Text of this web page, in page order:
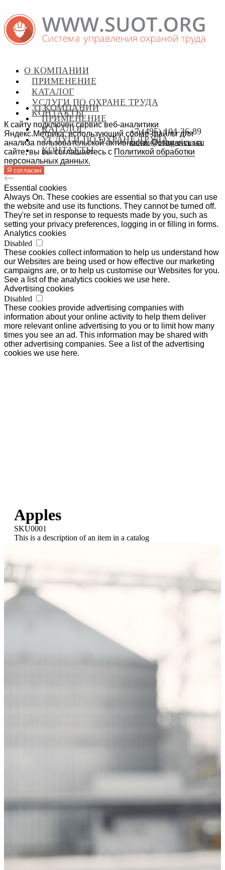
О КОМПАНИИ
ПРИМЕНЕНИЕ
КАТАЛОГ
УСЛУГИ ПО ОХРАНЕ ТРУДА
КОНТАКТЫ
+7 (495) 104-36-89
zakaz@long-river.ru
О КОМПАНИИ
ПРИМЕНЕНИЕ
КАТАЛОГ
УСЛУГИ ПО ОХРАНЕ ТРУДА
КОНТАКТЫ
К cайту подключен сервис веб-аналитики
Яндекс.Метрика, использующий cookie-файлы для
анализа пользовательской активности. Оставаясь на
сайте, вы вы соглашаетесь с Политикой обработки
персональных данных.
Я согласен
Essential cookies
Always On. These cookies are essential so that you can use
the website and use its functions. They cannot be turned off.
They're set in response to requests made by you, such as
setting your privacy preferences, logging in or filling in forms.
Analytics cookies
Disabled
These cookies collect information to help us understand how
our Websites are being used or how effective our marketing
campaigns are, or to help us customise our Websites for you.
See a list of the analytics cookies we use here.
Advertising cookies
Disabled
These cookies provide advertising companies with
information about your online activity to help them deliver
more relevant online advertising to you or to limit how many
times you see an ad. This information may be shared with
other advertising companies. See a list of the advertising
cookies we use here.
Apples
SKU0001
This is a description of an item in a catalog